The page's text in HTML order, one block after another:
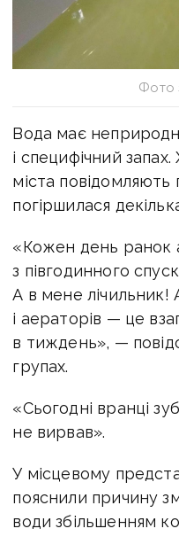
Фото
Вода має
і специфічний
міста
погіршилася
«Кожен день ранок
з півгодинного
А в мене лічильник!
і аераторів — це
в тиждень», —
групах.
«Сьогодні вранці
не вирвав».
У місцевому
пояснили причину
води збільшенням